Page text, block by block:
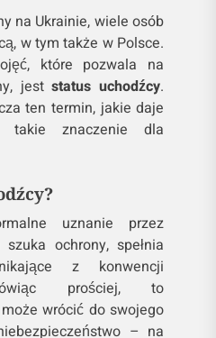
na Ukrainie, wiele osób
w tym także w Polsce.
które pozwala na
jeststatus uchodźcy.
ten termin, jakie daje
znaczenie dla
uznanie przez
ochrony, spełnia
z konwencji
prościej, to
wrócić do swojego
– na